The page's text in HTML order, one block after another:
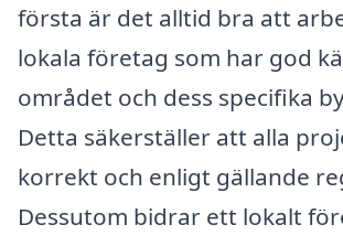
första är det alltid bra att
lokala företag som har god
området och dess specifika
Detta säkerställer att alla
korrekt och enligt gällande
Dessutom bidrar ett lokalt